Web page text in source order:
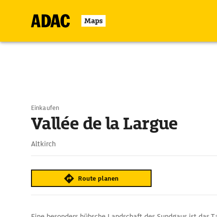
Maps
Einkaufen
Vallée de la Largue
Altkirch
Route planen